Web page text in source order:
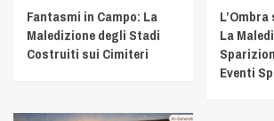
Fantasmi in Campo: La
Maledizione degli Stadi
Costruiti sui Cimiteri
La
Eventi